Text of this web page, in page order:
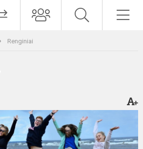
Renginiai